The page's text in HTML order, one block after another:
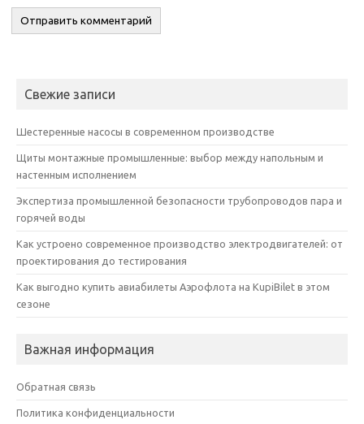
Свежие записи
Шестеренные насосы в современном производстве
Щиты монтажные промышленные: выбор между напольным и
настенным исполнением
Экспертиза промышленной безопасности трубопроводов пара и
горячей воды
Как устроено современное производство электродвигателей: от
проектирования до тестирования
Как выгодно купить авиабилеты Аэрофлота на KupiBilet в этом
сезоне
Важная информация
Обратная связь
Политика конфиденциальности